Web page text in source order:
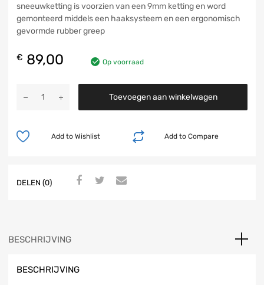
sneeuwketting is voorzien van een 9mm ketting en word
gemonteerd middels een haaksysteem en een ergonomisch
gevormde rubber greep
€ 89,00 Op voorraad
Toevoegen aan winkelwagen
Add to Compare
Add to Wishlist
DELEN (0)
BESCHRIJVING
BESCHRIJVING